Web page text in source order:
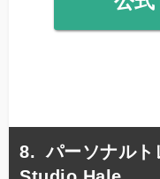
パーソナルト